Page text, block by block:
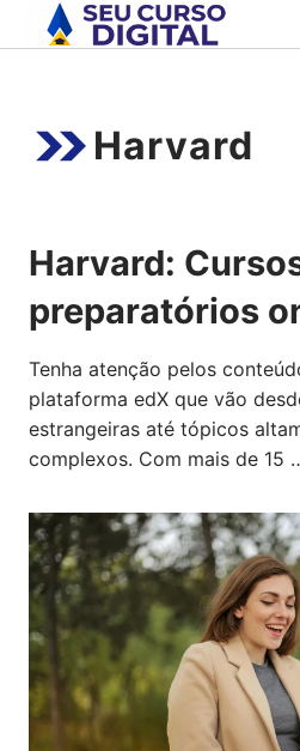
para
Harvard
Harvard:
preparatórios
Tenha atenção pelos
plataforma edX que vão
estrangeiras até tópicos
complexos. Com mais de 15